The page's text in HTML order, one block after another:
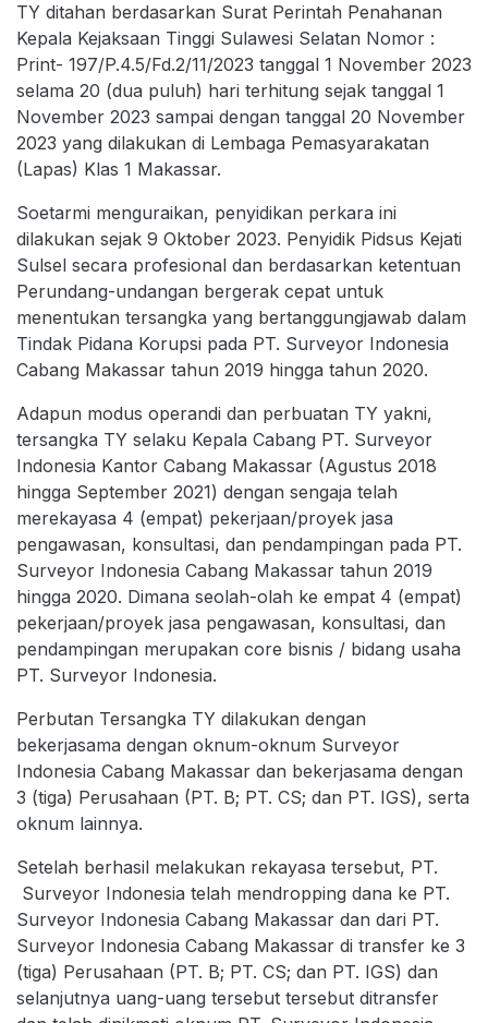
TY ditahan berdasarkan Surat Perintah Penahanan
Kepala Kejaksaan Tinggi Sulawesi Selatan Nomor :
Print- 197/P.4.5/Fd.2/11/2023 tanggal 1 November 2023
selama 20 (dua puluh) hari terhitung sejak tanggal 1
November 2023 sampai dengan tanggal 20 November
2023 yang dilakukan di Lembaga Pemasyarakatan
(Lapas) Klas 1 Makassar.
Soetarmi menguraikan, penyidikan perkara ini
dilakukan sejak 9 Oktober 2023. Penyidik Pidsus Kejati
Sulsel secara profesional dan berdasarkan ketentuan
Perundang-undangan bergerak cepat untuk
menentukan tersangka yang bertanggungjawab dalam
Tindak Pidana Korupsi pada PT. Surveyor Indonesia
Cabang Makassar tahun 2019 hingga tahun 2020.
Adapun modus operandi dan perbuatan TY yakni,
tersangka TY selaku Kepala Cabang PT. Surveyor
Indonesia Kantor Cabang Makassar (Agustus 2018
hingga September 2021) dengan sengaja telah
merekayasa 4 (empat) pekerjaan/proyek jasa
pengawasan, konsultasi, dan pendampingan pada PT.
Surveyor Indonesia Cabang Makassar tahun 2019
hingga 2020. Dimana seolah-olah ke empat 4 (empat)
pekerjaan/proyek jasa pengawasan, konsultasi, dan
pendampingan merupakan core bisnis / bidang usaha
PT. Surveyor Indonesia.
Perbutan Tersangka TY dilakukan dengan
bekerjasama dengan oknum-oknum Surveyor
Indonesia Cabang Makassar dan bekerjasama dengan
3 (tiga) Perusahaan (PT. B; PT. CS; dan PT. IGS), serta
oknum lainnya.
Setelah berhasil melakukan rekayasa tersebut, PT.
Surveyor Indonesia telah mendropping dana ke PT.
Surveyor Indonesia Cabang Makassar dan dari PT.
Surveyor Indonesia Cabang Makassar di transfer ke 3
(tiga) Perusahaan (PT. B; PT. CS; dan PT. IGS) dan
selanjutnya uang-uang tersebut tersebut ditransfer